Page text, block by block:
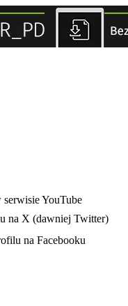
serwisie YouTube
na X (dawniej Twitter)
na Facebooku